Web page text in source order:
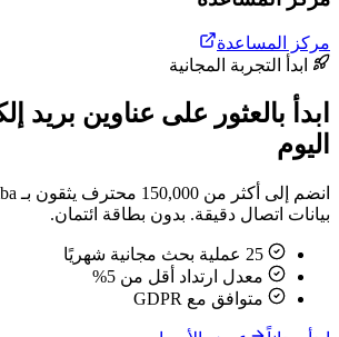
مركز المساعدة
ابدأ التجربة المجانية
ابدأ بالعثور على عناوين بريد
اليوم
بيانات اتصال دقيقة. بدون بطاقة ائتمان.
معدل ارتداد أقل من 5%
متوافق مع GDPR